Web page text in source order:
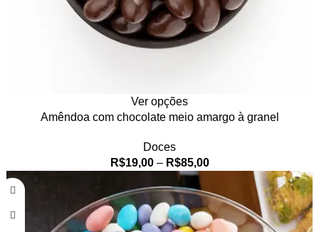
Ver opções
Amêndoa com chocolate meio amargo à granel
Doces
R$19,00 – R$85,00